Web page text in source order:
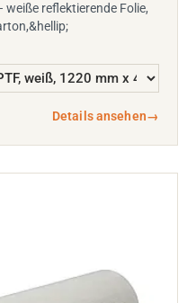
weiße reflektierende Folie,
Details ansehen→